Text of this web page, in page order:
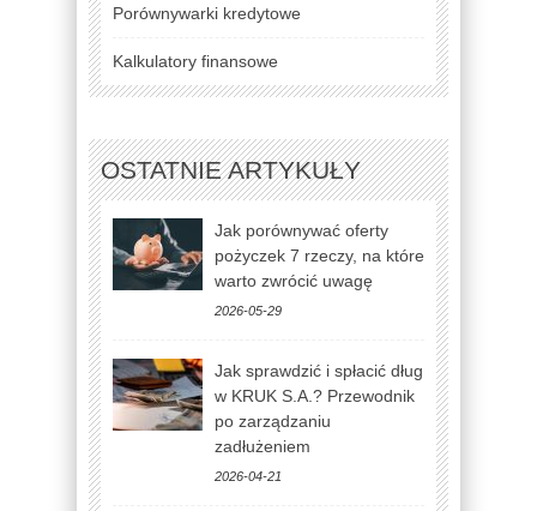
Porównywarki kredytowe
Kalkulatory finansowe
OSTATNIE ARTYKUŁY
Jak porównywać oferty
pożyczek 7 rzeczy, na które
warto zwrócić uwagę
2026-05-29
Jak sprawdzić i spłacić dług
w KRUK S.A.? Przewodnik
po zarządzaniu
zadłużeniem
2026-04-21